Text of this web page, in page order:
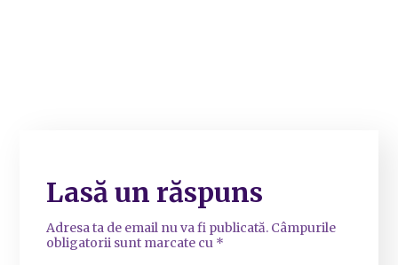
Lasă un răspuns
Adresa ta de email nu va fi publicată. Câmpurile
obligatorii sunt marcate cu *